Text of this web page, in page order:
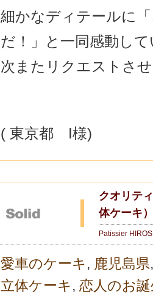
細かなディテールに
だ！」と一同感動し
次またリクエストさ
( 東京都 I様)
クオリテ
体ケーキ）
Patissier
愛車のケーキ , 鹿児島県
立体ケーキ , 恋人のお